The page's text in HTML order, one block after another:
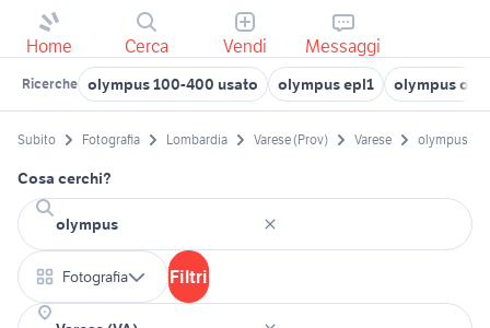
Home Cerca Vendi Messaggi
Ricerche olympus 100-400 usato olympus epl1 olympus
Subito Fotografia Lombardia Varese (Prov) Varese olympus
Cosa cerchi?
Fotografia Filtri